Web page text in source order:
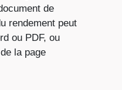
de
rendement peut
ou PDF, ou
la page